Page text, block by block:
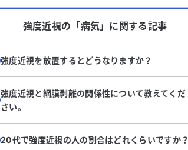
強度近視の「病気」に関する記事
強度近視を放置するとどうなりますか？
強度近視と網膜剥離の関係性について教えてくだ
さい。
20代で強度近視の人の割合はどれくらいですか？